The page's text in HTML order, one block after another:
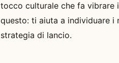
tocco culturale che fa vibrare
questo: ti aiuta a individuare i
strategia di lancio.